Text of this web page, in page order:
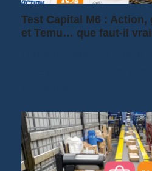
Test Capital M6 : Action,
et Temu… que faut-il